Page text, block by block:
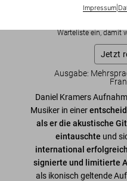
Impressum|
Diese Ausgabe ist
Warteliste ein, damit
Jetzt
Ausgabe:
Daniel Kramers
Musiker in einer
als er die akustische
eintauschte und
international
signierte und limitierte
als ikonisch geltende